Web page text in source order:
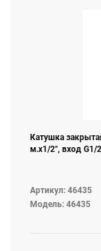
Катушка
м.х1/2", вход
Артикул: 46435
Модель: 46435